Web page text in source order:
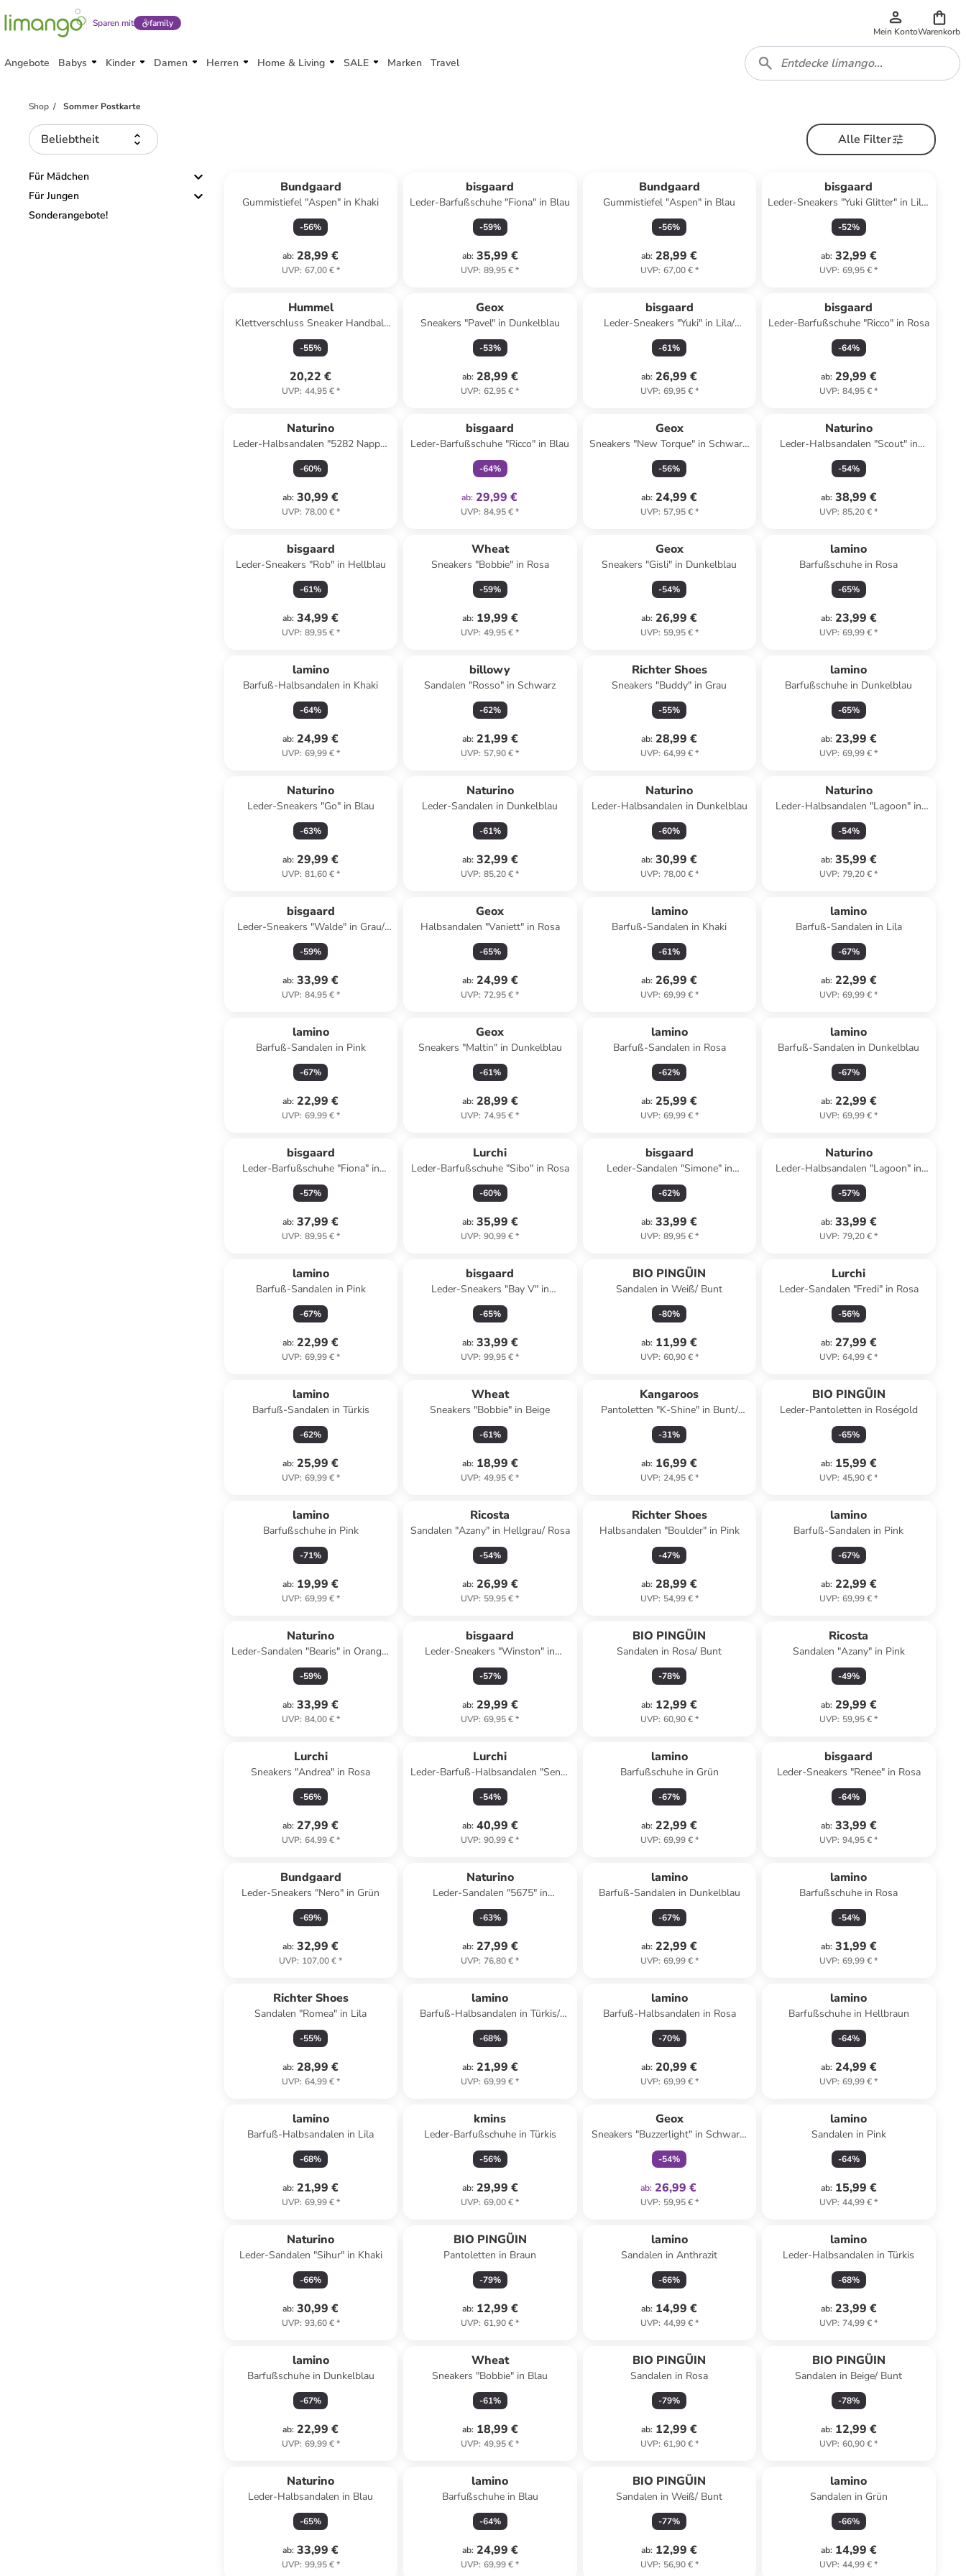
Sparen mit family
Mein KontoWarenkorb
Angebote Babys Kinder Damen Herren Home & Living SALE Marken Travel
Shop Sommer Postkarte
Beliebtheit Alle Filter
Für Mädchen
Für Jungen
Sonderangebote!
Bundgaard
Gummistiefel "Aspen" in Khaki
-56%
ab: 28,99 €
UVP: 67,00 €*
bisgaard
Leder-Barfußschuhe "Fiona" in Blau
-59%
ab: 35,99 €
UVP: 89,95 €*
Bundgaard
Gummistiefel "Aspen" in Blau
-56%
ab: 28,99 €
UVP: 67,00 €*
bisgaard
Leder-Sneakers "Yuki Glitter" in Lila/
Beige
-52%
ab: 32,99 €
UVP: 69,95 €*
Hummel
Klettverschluss Sneaker Handball
Perfekt Lebensstil Kinder in PINK
NECTAR
-55%
20,22 €
UVP: 44,95 €*
Geox
Sneakers "Pavel" in Dunkelblau
-53%
ab: 28,99 €
UVP: 62,95 €*
bisgaard
Leder-Sneakers "Yuki" in Lila/
Orange
-61%
ab: 26,99 €
UVP: 69,95 €*
bisgaard
Leder-Barfußschuhe "Ricco" in Rosa
-64%
ab: 29,99 €
UVP: 84,95 €*
Naturino
Leder-Halbsandalen "5282 Nappa"
in Hellbraun
-60%
ab: 30,99 €
UVP: 78,00 €*
bisgaard
Leder-Barfußschuhe "Ricco" in Blau
-64%
ab: 29,99 €
UVP: 84,95 €*
Geox
Sneakers "New Torque" in Schwarz/
Orange
-56%
ab: 24,99 €
UVP: 57,95 €*
Naturino
Leder-Halbsandalen "Scout" in
Braun
-54%
ab: 38,99 €
UVP: 85,20 €*
bisgaard
Leder-Sneakers "Rob" in Hellblau
-61%
ab: 34,99 €
UVP: 89,95 €*
Wheat
Sneakers "Bobbie" in Rosa
-59%
ab: 19,99 €
UVP: 49,95 €*
Geox
Sneakers "Gisli" in Dunkelblau
-54%
ab: 26,99 €
UVP: 59,95 €*
lamino
Barfußschuhe in Rosa
-65%
ab: 23,99 €
UVP: 69,99 €*
lamino
Barfuß-Halbsandalen in Khaki
-64%
ab: 24,99 €
UVP: 69,99 €*
billowy
Sandalen "Rosso" in Schwarz
-62%
ab: 21,99 €
UVP: 57,90 €*
Richter Shoes
Sneakers "Buddy" in Grau
-55%
ab: 28,99 €
UVP: 64,99 €*
lamino
Barfußschuhe in Dunkelblau
-65%
ab: 23,99 €
UVP: 69,99 €*
Naturino
Leder-Sneakers "Go" in Blau
-63%
ab: 29,99 €
UVP: 81,60 €*
Naturino
Leder-Sandalen in Dunkelblau
-61%
ab: 32,99 €
UVP: 85,20 €*
Naturino
Leder-Halbsandalen in Dunkelblau
-60%
ab: 30,99 €
UVP: 78,00 €*
Naturino
Leder-Halbsandalen "Lagoon" in
Hellbraun
-54%
ab: 35,99 €
UVP: 79,20 €*
bisgaard
Leder-Sneakers "Walde" in Grau/
Grün
-59%
ab: 33,99 €
UVP: 84,95 €*
Geox
Halbsandalen "Vaniett" in Rosa
-65%
ab: 24,99 €
UVP: 72,95 €*
lamino
Barfuß-Sandalen in Khaki
-61%
ab: 26,99 €
UVP: 69,99 €*
lamino
Barfuß-Sandalen in Lila
-67%
ab: 22,99 €
UVP: 69,99 €*
lamino
Barfuß-Sandalen in Pink
-67%
ab: 22,99 €
UVP: 69,99 €*
Geox
Sneakers "Maltin" in Dunkelblau
-61%
ab: 28,99 €
UVP: 74,95 €*
lamino
Barfuß-Sandalen in Rosa
-62%
ab: 25,99 €
UVP: 69,99 €*
lamino
Barfuß-Sandalen in Dunkelblau
-67%
ab: 22,99 €
UVP: 69,99 €*
bisgaard
Leder-Barfußschuhe "Fiona" in
Hellblau/ Creme
-57%
ab: 37,99 €
UVP: 89,95 €*
Lurchi
Leder-Barfußschuhe "Sibo" in Rosa
-60%
ab: 35,99 €
UVP: 90,99 €*
bisgaard
Leder-Sandalen "Simone" in
Hellbraun
-62%
ab: 33,99 €
UVP: 89,95 €*
Naturino
Leder-Halbsandalen "Lagoon" in
Rosa
-57%
ab: 33,99 €
UVP: 79,20 €*
lamino
Barfuß-Sandalen in Pink
-67%
ab: 22,99 €
UVP: 69,99 €*
bisgaard
Leder-Sneakers "Bay V" in
Hellbraun
-65%
ab: 33,99 €
UVP: 99,95 €*
BIO PINGÜIN
Sandalen in Weiß/ Bunt
-80%
ab: 11,99 €
UVP: 60,90 €*
Lurchi
Leder-Sandalen "Fredi" in Rosa
-56%
ab: 27,99 €
UVP: 64,99 €*
lamino
Barfuß-Sandalen in Türkis
-62%
ab: 25,99 €
UVP: 69,99 €*
Wheat
Sneakers "Bobbie" in Beige
-61%
ab: 18,99 €
UVP: 49,95 €*
Kangaroos
Pantoletten "K-Shine" in Bunt/
Rosa
-31%
ab: 16,99 €
UVP: 24,95 €*
BIO PINGÜIN
Leder-Pantoletten in Roségold
-65%
ab: 15,99 €
UVP: 45,90 €*
lamino
Barfußschuhe in Pink
-71%
ab: 19,99 €
UVP: 69,99 €*
Ricosta
Sandalen "Azany" in Hellgrau/ Rosa
-54%
ab: 26,99 €
UVP: 59,95 €*
Richter Shoes
Halbsandalen "Boulder" in Pink
-47%
ab: 28,99 €
UVP: 54,99 €*
lamino
Barfuß-Sandalen in Pink
-67%
ab: 22,99 €
UVP: 69,99 €*
Naturino
Leder-Sandalen "Bearis" in Orange/
Gold
-59%
ab: 33,99 €
UVP: 84,00 €*
bisgaard
Leder-Sneakers "Winston" in
Hellbraun
-57%
ab: 29,99 €
UVP: 69,95 €*
BIO PINGÜIN
Sandalen in Rosa/ Bunt
-78%
ab: 12,99 €
UVP: 60,90 €*
Ricosta
Sandalen "Azany" in Pink
-49%
ab: 29,99 €
UVP: 59,95 €*
Lurchi
Sneakers "Andrea" in Rosa
-56%
ab: 27,99 €
UVP: 64,99 €*
Lurchi
Leder-Barfuß-Halbsandalen "Senti"
in Türkis
-54%
ab: 40,99 €
UVP: 90,99 €*
lamino
Barfußschuhe in Grün
-67%
ab: 22,99 €
UVP: 69,99 €*
bisgaard
Leder-Sneakers "Renee" in Rosa
-64%
ab: 33,99 €
UVP: 94,95 €*
Bundgaard
Leder-Sneakers "Nero" in Grün
-69%
ab: 32,99 €
UVP: 107,00 €*
Naturino
Leder-Sandalen "5675" in
Dunkelblau
-63%
ab: 27,99 €
UVP: 76,80 €*
lamino
Barfuß-Sandalen in Dunkelblau
-67%
ab: 22,99 €
UVP: 69,99 €*
lamino
Barfußschuhe in Rosa
-54%
ab: 31,99 €
UVP: 69,99 €*
Richter Shoes
Sandalen "Romea" in Lila
-55%
ab: 28,99 €
UVP: 64,99 €*
lamino
Barfuß-Halbsandalen in Türkis/
Pink
-68%
ab: 21,99 €
UVP: 69,99 €*
lamino
Barfuß-Halbsandalen in Rosa
-70%
ab: 20,99 €
UVP: 69,99 €*
lamino
Barfußschuhe in Hellbraun
-64%
ab: 24,99 €
UVP: 69,99 €*
lamino
Barfuß-Halbsandalen in Lila
-68%
ab: 21,99 €
UVP: 69,99 €*
kmins
Leder-Barfußschuhe in Türkis
-56%
ab: 29,99 €
UVP: 69,00 €*
Geox
Sneakers "Buzzerlight" in Schwarz/
Rot
-54%
ab: 26,99 €
UVP: 59,95 €*
lamino
Sandalen in Pink
-64%
ab: 15,99 €
UVP: 44,99 €*
Naturino
Leder-Sandalen "Sihur" in Khaki
-66%
ab: 30,99 €
UVP: 93,60 €*
BIO PINGÜIN
Pantoletten in Braun
-79%
ab: 12,99 €
UVP: 61,90 €*
lamino
Sandalen in Anthrazit
-66%
ab: 14,99 €
UVP: 44,99 €*
lamino
Leder-Halbsandalen in Türkis
-68%
ab: 23,99 €
UVP: 74,99 €*
lamino
Barfußschuhe in Dunkelblau
-67%
ab: 22,99 €
UVP: 69,99 €*
Wheat
Sneakers "Bobbie" in Blau
-61%
ab: 18,99 €
UVP: 49,95 €*
BIO PINGÜIN
Sandalen in Rosa
-79%
ab: 12,99 €
UVP: 61,90 €*
BIO PINGÜIN
Sandalen in Beige/ Bunt
-78%
ab: 12,99 €
UVP: 60,90 €*
Naturino
Leder-Halbsandalen in Blau
-65%
ab: 33,99 €
UVP: 99,95 €*
lamino
Barfußschuhe in Blau
-64%
ab: 24,99 €
UVP: 69,99 €*
BIO PINGÜIN
Sandalen in Weiß/ Bunt
-77%
ab: 12,99 €
UVP: 56,90 €*
lamino
Sandalen in Grün
-66%
ab: 14,99 €
UVP: 44,99 €*